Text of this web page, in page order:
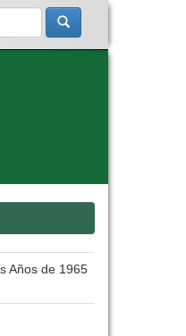
Años de 1965